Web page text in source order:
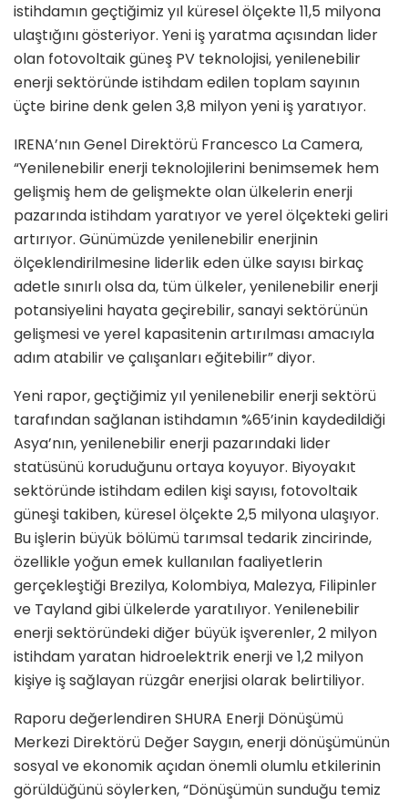
istihdamın geçtiğimiz yıl küresel ölçekte 11,5 milyona
ulaştığını gösteriyor. Yeni iş yaratma açısından lider
olan fotovoltaik güneş PV teknolojisi, yenilenebilir
enerji sektöründe istihdam edilen toplam sayının
üçte birine denk gelen 3,8 milyon yeni iş yaratıyor.
IRENA’nın Genel Direktörü Francesco La Camera,
“Yenilenebilir enerji teknolojilerini benimsemek hem
gelişmiş hem de gelişmekte olan ülkelerin enerji
pazarında istihdam yaratıyor ve yerel ölçekteki geliri
artırıyor. Günümüzde yenilenebilir enerjinin
ölçeklendirilmesine liderlik eden ülke sayısı birkaç
adetle sınırlı olsa da, tüm ülkeler, yenilenebilir enerji
potansiyelini hayata geçirebilir, sanayi sektörünün
gelişmesi ve yerel kapasitenin artırılması amacıyla
adım atabilir ve çalışanları eğitebilir” diyor.
Yeni rapor, geçtiğimiz yıl yenilenebilir enerji sektörü
tarafından sağlanan istihdamın %65’inin kaydedildiği
Asya’nın, yenilenebilir enerji pazarındaki lider
statüsünü koruduğunu ortaya koyuyor. Biyoyakıt
sektöründe istihdam edilen kişi sayısı, fotovoltaik
güneşi takiben, küresel ölçekte 2,5 milyona ulaşıyor.
Bu işlerin büyük bölümü tarımsal tedarik zincirinde,
özellikle yoğun emek kullanılan faaliyetlerin
gerçekleştiği Brezilya, Kolombiya, Malezya, Filipinler
ve Tayland gibi ülkelerde yaratılıyor. Yenilenebilir
enerji sektöründeki diğer büyük işverenler, 2 milyon
istihdam yaratan hidroelektrik enerji ve 1,2 milyon
kişiye iş sağlayan rüzgâr enerjisi olarak belirtiliyor.
Raporu değerlendiren SHURA Enerji Dönüşümü
Merkezi Direktörü Değer Saygın, enerji dönüşümünün
sosyal ve ekonomik açıdan önemli olumlu etkilerinin
görüldüğünü söylerken, “Dönüşümün sunduğu temiz